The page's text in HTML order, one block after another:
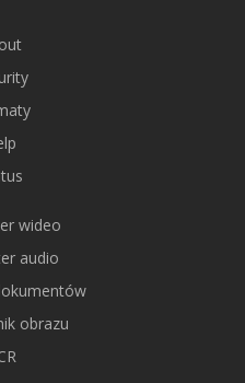
wideo
audio
obrazu